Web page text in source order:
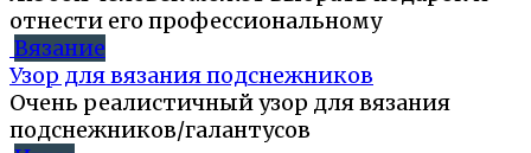
отнести его профессиональному
Вязание
Узор для вязания подснежников
Очень реалистичный узор для вязания
подснежников/галантусов